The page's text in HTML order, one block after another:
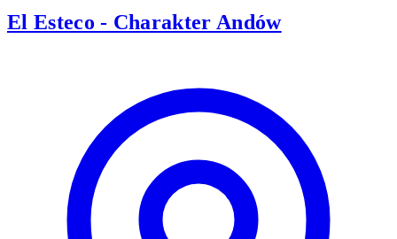
El Esteco - Charakter Andów